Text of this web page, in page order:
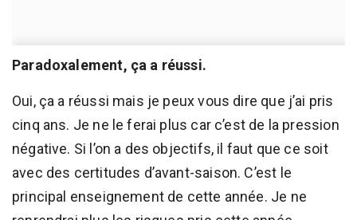
Paradoxalement, ça a réussi.
Oui, ça a réussi mais je peux vous dire que j’ai pris
cinq ans. Je ne le ferai plus car c’est de la pression
négative. Si l’on a des objectifs, il faut que ce soit
avec des certitudes d’avant-saison. C’est le
principal enseignement de cette année. Je ne